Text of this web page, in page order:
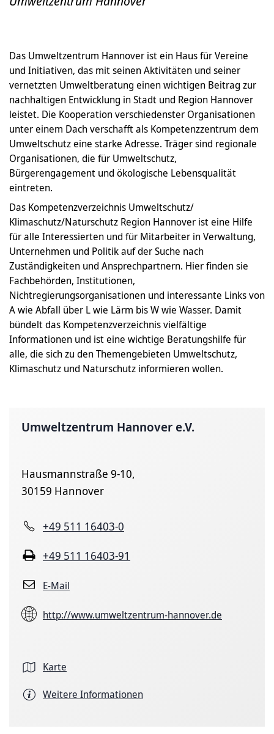
Das Umweltzentrum Hannover ist ein Haus für Vereine
und Initiativen, das mit seinen Aktivitäten und seiner
vernetzten Umweltberatung einen wichtigen Beitrag zur
nachhaltigen Entwicklung in Stadt und Region Hannover
leistet. Die Kooperation verschiedenster Organisationen
unter einem Dach verschafft als Kompetenzzentrum dem
Umweltschutz eine starke Adresse. Träger sind regionale
Organisationen, die für Umweltschutz,
Bürgerengagement und ökologische Lebensqualität
eintreten.
Das Kompetenzverzeichnis Umweltschutz/
Klimaschutz/Naturschutz Region Hannover ist eine Hilfe
für alle Interessierten und für Mitarbeiter in Verwaltung,
Unternehmen und Politik auf der Suche nach
Zuständigkeiten und Ansprechpartnern. Hier finden sie
Fachbehörden, Institutionen,
Nichtregierungsorganisationen und interessante Links von
A wie Abfall über L wie Lärm bis W wie Wasser. Damit
bündelt das Kompetenzverzeichnis vielfältige
Informationen und ist eine wichtige Beratungshilfe für
alle, die sich zu den Themengebieten Umweltschutz,
Klimaschutz und Naturschutz informieren wollen.
Umweltzentrum Hannover e.V.
Hausmannstraße 9-10,
30159 Hannover
+49 511 16403-0
+49 511 16403-91
E-Mail
http://www.umweltzentrum-hannover.de
Karte
Weitere Informationen